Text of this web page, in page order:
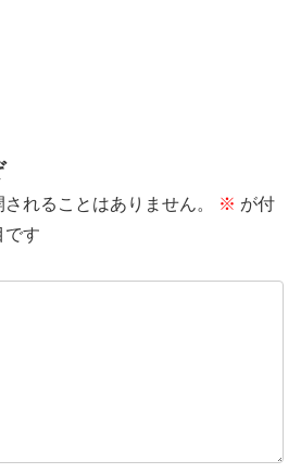
れることはありません。 ※ が付
です